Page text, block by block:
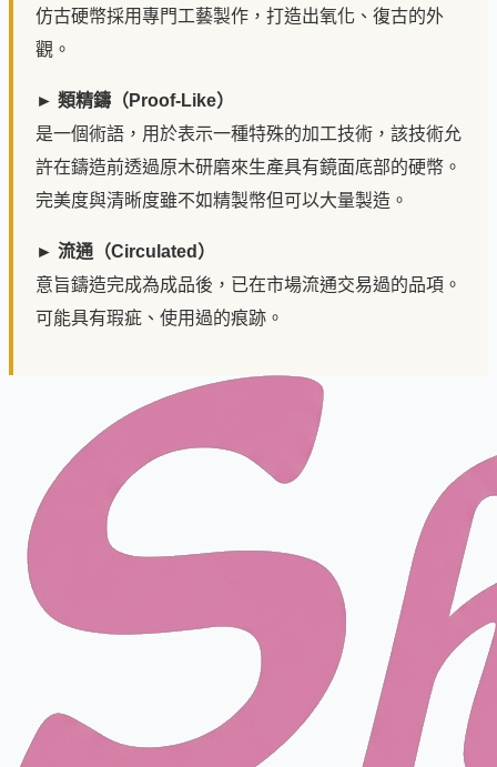
仿古硬幣採用專門工藝製作，打造出氧化、復古的外
觀。
► 類精鑄（Proof-Like）
是一個術語，用於表示一種特殊的加工技術，該技術允
許在鑄造前透過原木研磨來生產具有鏡面底部的硬幣。
完美度與清晰度雖不如精製幣但可以大量製造。
► 流通（Circulated）
意旨鑄造完成為成品後，已在市場流通交易過的品項。
可能具有瑕疵、使用過的痕跡。